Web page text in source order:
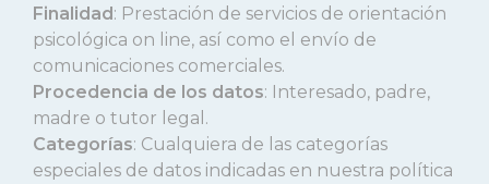
Finalidad: Prestación de servicios de orientación
psicológica on line, así como el envío de
comunicaciones comerciales.
Procedencia de los datos: Interesado, padre,
madre o tutor legal.
Categorías: Cualquiera de las categorías
especiales de datos indicadas en nuestra política